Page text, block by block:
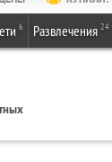
6 Развлечения 24